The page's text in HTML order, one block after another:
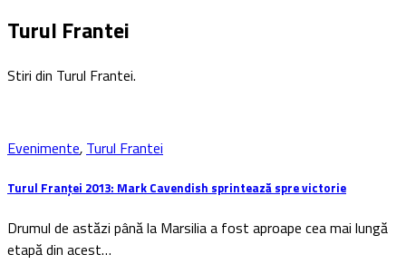
Turul Frantei
Stiri din Turul Frantei.
Evenimente, Turul Frantei
Turul Franței 2013: Mark Cavendish sprintează spre victorie
Drumul de astăzi până la Marsilia a fost aproape cea mai lungă
etapă din acest…